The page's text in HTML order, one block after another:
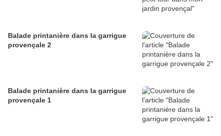
Balade printanière dans la garrigue
provençale 2
Balade printanière dans la garrigue
provençale 1